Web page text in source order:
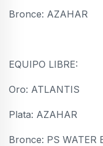
Bronce: AZAHAR
EQUIPO LIBRE:
Oro: ATLANTIS
Plata: AZAHAR
Bronce: PS WATER